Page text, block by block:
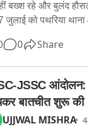
बख्श रहे और बुलंद
जुलाई को पथरिया
हमला बोल कर पुलिस
महीने भर बाद
से एक देशी कट्टा
को कोर्ट में पेश करने
को संदेश दिया कि
0 Share
JSSC आंदोलन:
बातचीत शुरू की
UJJWAL MISHRA